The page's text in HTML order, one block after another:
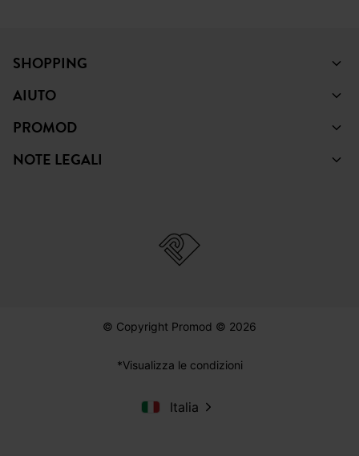
SHOPPING
AIUTO
PROMOD
NOTE LEGALI
© Copyright Promod © 2026
*Visualizza le condizioni
Italia